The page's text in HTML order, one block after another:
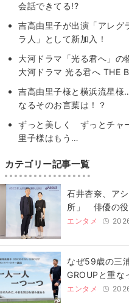
会話できてる!?
吉高由里子が出演「アレグ
ラ人」として新加入！
大河ドラマ「光る君へ」
大河ドラマ 光る君へ THE
吉高由里子様と横浜流星
なるそのお言葉は！？
ずっと美しく ずっとチャ
里子様はもう…
カテゴリー記事一覧
石井杏奈、ア
所」 俳優の役
エンタメ
なぜ59歳の三
GROUPと重
エンタメ